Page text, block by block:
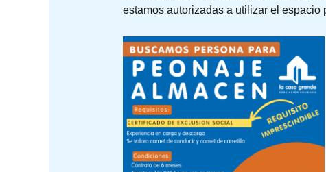
estamos autorizadas a utilizar el espacio